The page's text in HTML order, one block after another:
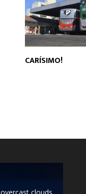
CARÍSIMO!